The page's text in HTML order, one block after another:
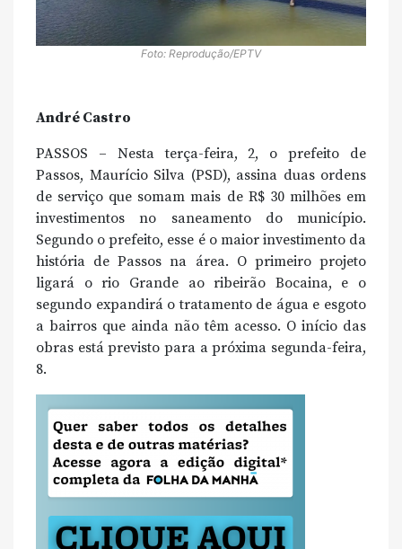
Foto: Reprodução/EPTV
André Castro
PASSOS – Nesta terça-feira, 2, o prefeito de
Passos, Maurício Silva (PSD), assina duas ordens
de serviço que somam mais de R$ 30 milhões em
investimentos no saneamento do município.
Segundo o prefeito, esse é o maior investimento da
história de Passos na área. O primeiro projeto
ligará o rio Grande ao ribeirão Bocaina, e o
segundo expandirá o tratamento de água e esgoto
a bairros que ainda não têm acesso. O início das
obras está previsto para a próxima segunda-feira,
8.